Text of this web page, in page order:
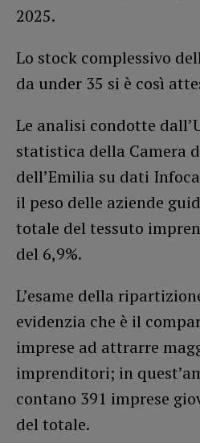
2025.
Lo stock complessivo
da under 35 si è così
Le analisi condotte
statistica della Camera
dell’Emilia su dati
il peso delle aziende
totale del tessuto
del 6,9%.
L’esame della
evidenzia che è il
imprese ad attrarre
imprenditori; in
contano 391 imprese
del totale.